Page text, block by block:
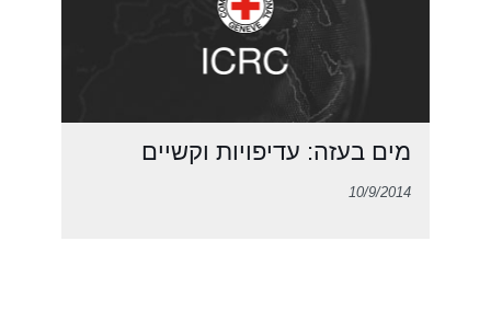
מים בעזה: עדיפויות וקשיים
10/9/2014